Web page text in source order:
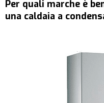
Per quali marche è
una caldaia a